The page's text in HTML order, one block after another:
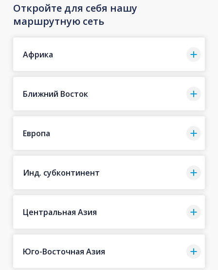
Откройте для себя нашу
маршрутную сеть
Африка
Ближний Восток
Европа
Инд. субконтинент
Центральная Азия
Юго-Восточная Азия